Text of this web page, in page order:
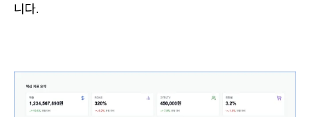
니다.